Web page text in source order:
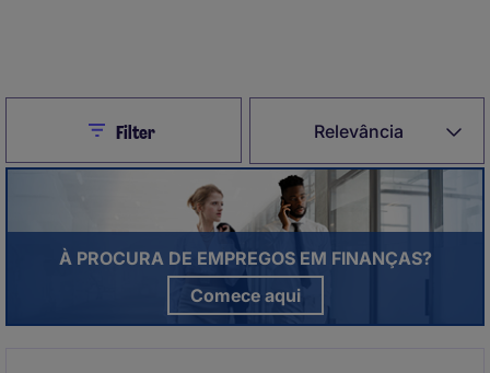
Relevância
CloseFilter
À PROCURA DE EMPREGOS EM FINANÇAS?
Comece aqui​